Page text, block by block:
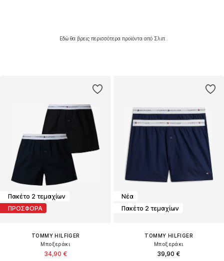
Εδώ θα βρεις περισσότερα προϊόντα από Σλιπ
Πακέτο 2 τεμαχίων
ΠΡΟΣΦΟΡΑ
TOMMY HILFIGER
Μποξεράκι
34,90 €
Νέα
Πακέτο 2 τεμαχίων
TOMMY HILFIGER
Μποξεράκι
39,90 €